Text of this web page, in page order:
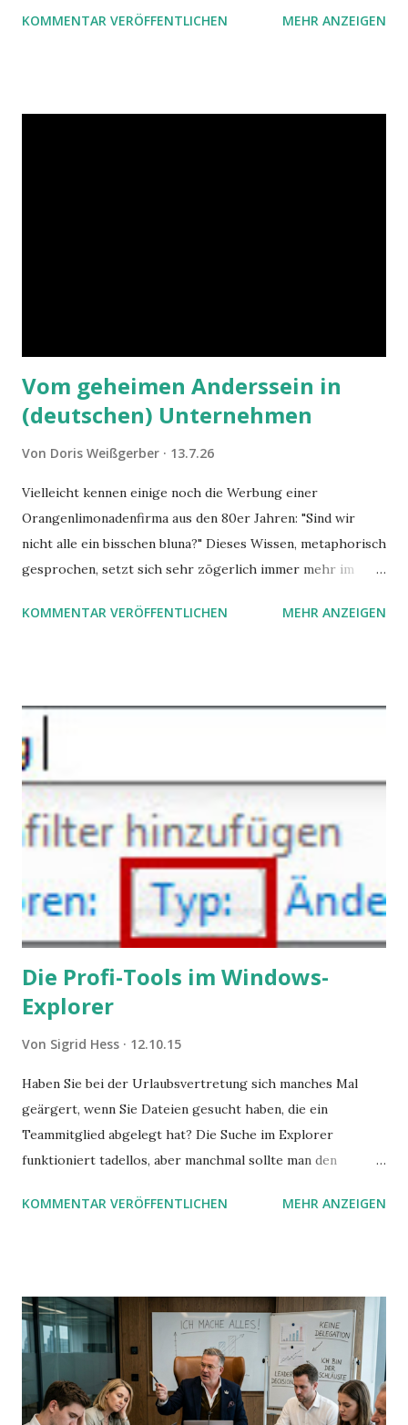
Hilfe von Outlook.
KOMMENTAR VERÖFFENTLICHEN MEHR ANZEIGEN
Vom geheimen Anderssein in
(deutschen) Unternehmen
Von Doris Weißgerber 13.7.26
Vielleicht kennen einige noch die Werbung einer
Orangenlimonadenfirma aus den 80er Jahren: "Sind wir
nicht alle ein bisschen bluna?" Dieses Wissen, metaphorisch
gesprochen, setzt sich sehr zögerlich immer mehr im
gleich. Im Arbeitskontext kann es zu nicht verstandenen
Angstzuständen ihrer Mitglieder. Dafür könnte es Gründe
geben, die weitgehend noch im Dunkeln zu liegen scheinen.
KOMMENTAR VERÖFFENTLICHEN MEHR ANZEIGEN
Die Profi-Tools im Windows-
Explorer
Von Sigrid Hess 12.10.15
Haben Sie bei der Urlaubsvertretung sich manches Mal
geärgert, wenn Sie Dateien gesucht haben, die ein
Teammitglied abgelegt hat? Die Suche im Explorer
funktioniert tadellos, aber manchmal sollte man den
mit UND oder ODER oder NICHT... Das geht so einfach,
KOMMENTAR VERÖFFENTLICHEN MEHR ANZEIGEN